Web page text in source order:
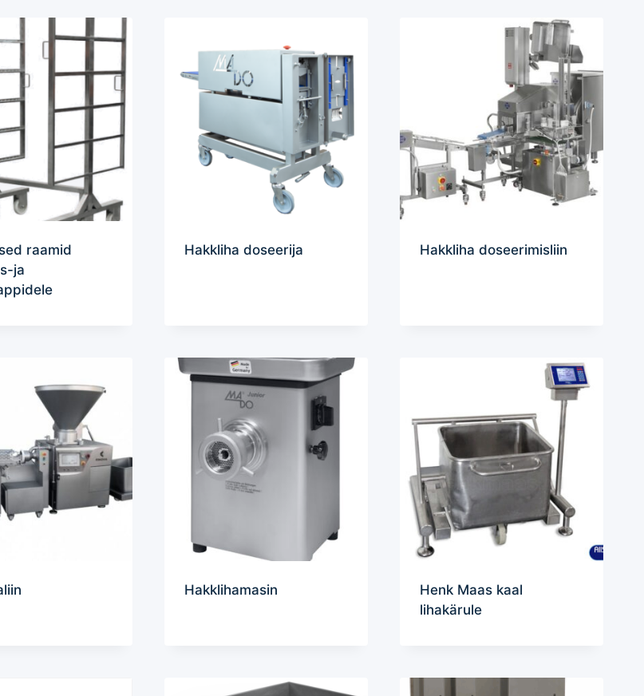
raamid
ja
Hakkliha doseerija Hakkliha doseerimisliin
Hakklihamasin
Henk Maas kaal
lihakärule